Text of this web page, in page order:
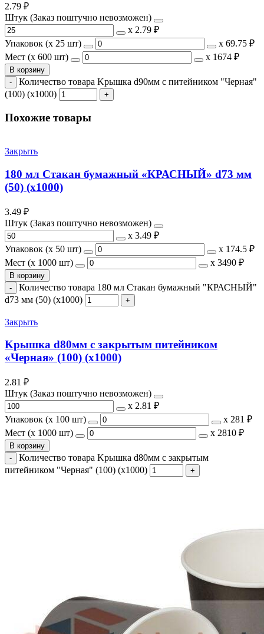
2.79 ₽
Штук (Заказ поштучно невозможен)
х 2.79 ₽
Упаковок (x 25 шт)
х 69.75 ₽
Мест (x 600 шт)
х 1674 ₽
В корзину
Количество товара Kрышка d90мм с питейником "Черная"
(100) (х1000)
Похожие товары
Закрыть
180 мл Стакан бумажный «КРАСНЫЙ» d73 мм
(50) (х1000)
3.49 ₽
Штук (Заказ поштучно невозможен)
х 3.49 ₽
Упаковок (x 50 шт)
х 174.5 ₽
Мест (x 1000 шт)
х 3490 ₽
В корзину
Количество товара 180 мл Стакан бумажный "КРАСНЫЙ"
d73 мм (50) (х1000)
Закрыть
Kрышка d80мм с закрытым питейником
«Черная» (100) (х1000)
2.81 ₽
Штук (Заказ поштучно невозможен)
х 2.81 ₽
Упаковок (x 100 шт)
х 281 ₽
Мест (x 1000 шт)
х 2810 ₽
В корзину
Количество товара Kрышка d80мм с закрытым
питейником "Черная" (100) (х1000)